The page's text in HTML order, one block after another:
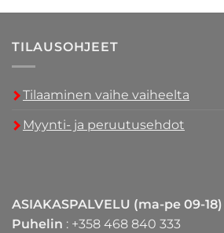
TILAUSOHJEET
Tilaaminen vaihe vaiheelta
Myynti- ja peruutusehdot
ASIAKASPALVELU (ma-pe 09-18)
Puhelin : +358 468 840 333